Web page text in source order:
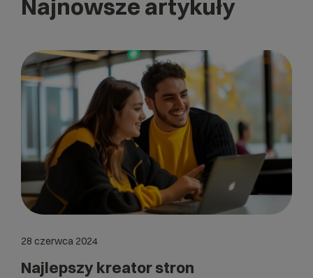
Najnowsze artykuły
28 czerwca 2024
Najlepszy kreator stron